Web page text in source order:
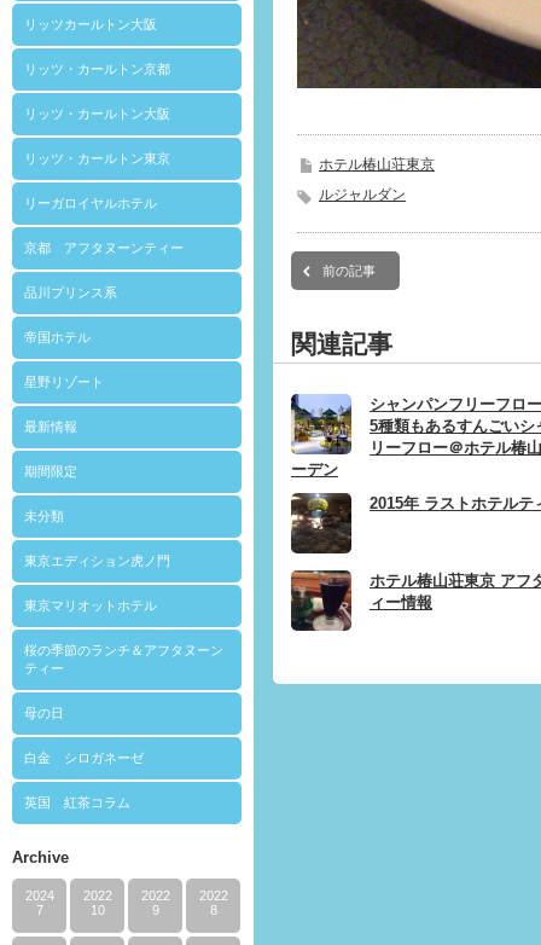
リッツカールトン大阪
リッツ・カールトン京都
リッツ・カールトン大阪
リッツ・カールトン東京
リーガロイヤルホテル
京都 アフタヌーンティー
品川プリンス系
帝国ホテル
星野リゾート
最新情報
期間限定
未分類
東京エディション虎ノ門
東京マリオットホテル
桜の季節のランチ＆アフタヌーン
ティー
母の日
白金 シロガネーゼ
英国 紅茶コラム
Archive
2024
7
2022
10
2022
9
2022
8
ホテル椿山荘東京
ルジャルダン
前の記事
関連記事
シャンパンフリーフ
5種類もあるすんごいシ
リーフロー＠ホテル椿
ーデン
2015年 ラストホテルテ
ホテル椿山荘東京 アフ
ィー情報